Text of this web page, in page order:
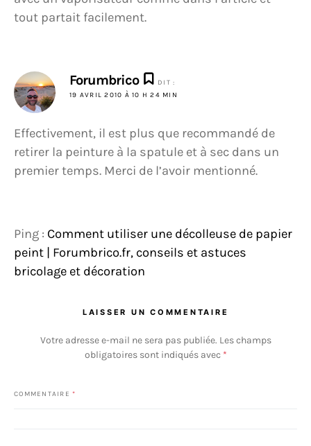
tout partait facilement.
Forumbrico
DIT :
19 AVRIL 2010 À 10 H 24 MIN
Effectivement, il est plus que recommandé de
retirer la peinture à la spatule et à sec dans un
premier temps. Merci de l’avoir mentionné.
Ping : Comment utiliser une décolleuse de papier
peint | Forumbrico.fr, conseils et astuces
bricolage et décoration
LAISSER UN COMMENTAIRE
Votre adresse e-mail ne sera pas publiée. Les champs
obligatoires sont indiqués avec *
COMMENTAIRE *